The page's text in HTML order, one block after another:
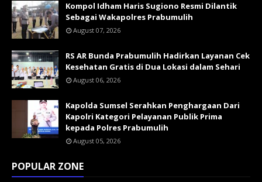
Kompol Idham Haris Sugiono Resmi Dilantik
Sebagai Wakapolres Prabumulih
August 07, 2026
RS AR Bunda Prabumulih Hadirkan Layanan Cek
Kesehatan Gratis di Dua Lokasi dalam Sehari
August 06, 2026
Kapolda Sumsel Serahkan Penghargaan Dari
Kapolri Kategori Pelayanan Publik Prima
kepada Polres Prabumulih
August 05, 2026
POPULAR ZONE